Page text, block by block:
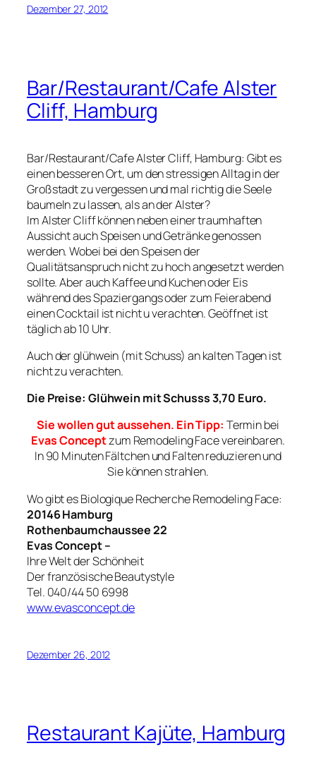
Dezember 27, 2012
Bar/Restaurant/Cafe Alster
Cliff, Hamburg
Bar/Restaurant/Cafe Alster Cliff, Hamburg: Gibt es
einen besseren Ort, um den stressigen Alltag in der
Großstadt zu vergessen und mal richtig die Seele
baumeln zu lassen, als an der Alster?
Im Alster Cliff können neben einer traumhaften
Aussicht auch Speisen und Getränke genossen
werden. Wobei bei den Speisen der
Qualitätsanspruch nicht zu hoch angesetzt werden
sollte. Aber auch Kaffee und Kuchen oder Eis
während des Spaziergangs oder zum Feierabend
einen Cocktail ist nicht u verachten. Geöffnet ist
täglich ab 10 Uhr.
Auch der glühwein (mit Schuss) an kalten Tagen ist
nicht zu verachten.
Die Preise: Glühwein mit Schusss 3,70 Euro.
Sie wollen gut aussehen. Ein Tipp: Termin bei
Evas Conceptzum Remodeling Face vereinbaren.
In 90 Minuten Fältchen und Falten reduzieren und
Sie können strahlen.
Wo gibt es Biologique Recherche Remodeling Face:
20146 Hamburg
Rothenbaumchaussee 22
Evas Concept –
Ihre Welt der Schönheit
Der französische Beautystyle
Tel. 040/44 50 6998
www.evasconcept.de
Dezember 26, 2012
Restaurant Kajüte, Hamburg